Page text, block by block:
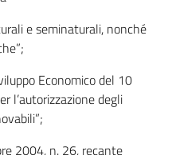
e seminaturali, nonché
Economico del 10
l’autorizzazione degli
2004, n. 26, recante